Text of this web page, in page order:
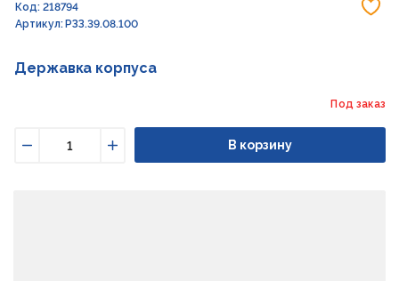
Код: 218794
Артикул: РЗЗ.39.08.100
Державка корпуса
Под заказ
Увеличить
В корзину